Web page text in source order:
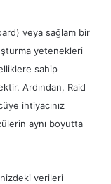
veya sağlam bir
yetenekleri
sahip
Ardından, Raid
ihtiyacınız
aynı boyutta
verileri